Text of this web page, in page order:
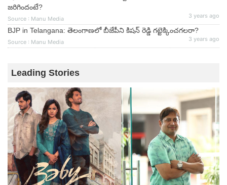
జరిగిందంటే?
Source : Manu Media 3 years ago
BJP in Telangana: తెలంగాణలో బీజేపీని కిష‌న్ రెడ్డి గ‌ట్టెక్కించ‌గ‌ల‌రా?
Source : Manu Media 3 years ago
Leading Stories